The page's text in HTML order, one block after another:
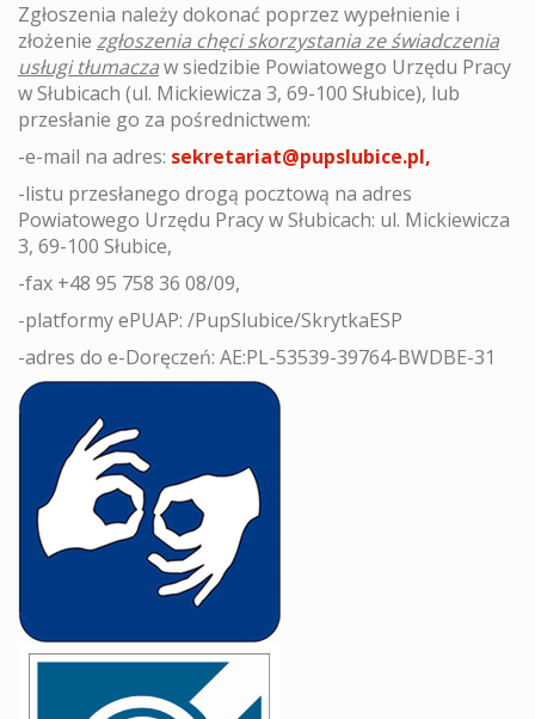
Zgłoszenia należy dokonać poprzez wypełnienie i
złożenie zgłoszenia chęci skorzystania ze świadczenia
usługi tłumaczaw siedzibie Powiatowego Urzędu Pracy
w Słubicach (ul. Mickiewicza 3, 69-100 Słubice), lub
przesłanie go za pośrednictwem:
-e-mail na adres: sekretariat@pupslubice.pl,
-listu przesłanego drogą pocztową na adres
Powiatowego Urzędu Pracy w Słubicach: ul. Mickiewicza
3, 69-100 Słubice,
-fax +48 95 758 36 08/09,
-platformy ePUAP: /PupSlubice/SkrytkaESP
-adres do e-Doręczeń: AE:PL-53539-39764-BWDBE-31